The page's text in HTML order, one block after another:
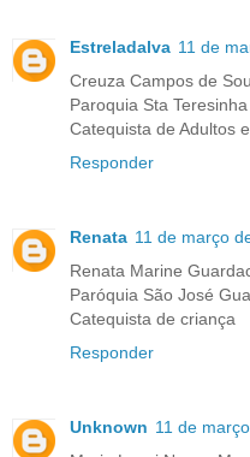
Estreladalva 11 de
Creuza Campos de
Paroquia Sta
Catequista de Adultos
Responder
Renata 11 de março
Renata Marine
Paróquia São José
Catequista de criança
Responder
Unknown 11 de